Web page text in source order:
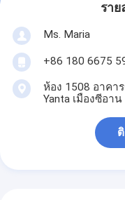
ราย
Ms. Maria
+86 180 6675
ห้อง 1508 อาคา
Yanta เมืองซีอ